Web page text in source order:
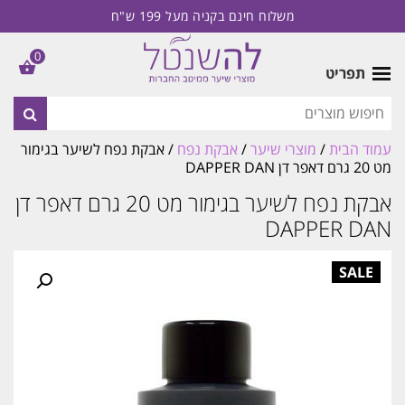
משלוח חינם בקניה מעל 199 ש"ח
תפריט
עמוד הבית/ מוצרי שיער/ אבקת נפח / אבקת נפח לשיער בגימור
מט 20 גרם דאפר דן DAPPER DAN
אבקת נפח לשיער בגימור מט 20 גרם דאפר דן
DAPPER DAN
0